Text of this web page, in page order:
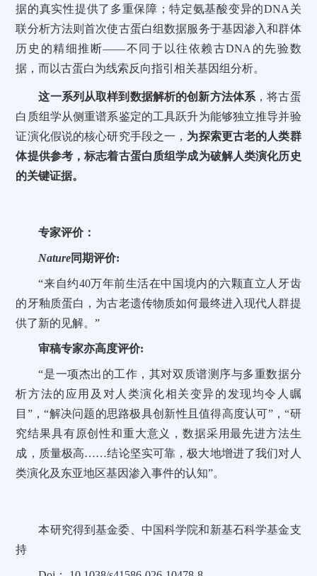
据的真实性提供了多重保障；特定氨基酸变异的DNA关
联分析方法则首次使古蛋白组数据服务于基因渗入和群体
历史的精细推断——不同于以往依赖古DNA的先验数
据，而以古蛋白为线索反向指引相关基因组分析。
这一系列从取样到数据解析的创新方法体系 ，将古蛋
白质组学从侧重谱系鉴定的工具跃升为能够独立推导并验
证演化假说的核心研究手段之一， 为探索更古老的人类群
体提供参考，标志着古蛋白质组学成为破解人类演化历史
的关键证据。
专家评价：
Nature同期评价:
“来自约40万年前生活在中国境内的六颗直立人牙齿
的牙釉质蛋白，为古老遗传物质如何最终进入现代人群提
供了新的见解。”
审稿专家亦高度评价:
“是一项杰出的工作，其对双质谱测序与多重数据分
析方法的应用及对人类演化相关变异的发现均令人瞩
目”，“解决问题的思路极具创新性且值得高度认可”，“研
究结果具有原创性和重大意义，数据采用最先进方法生
成，质量极高……结论坚实可靠，极大地增进了我们对人
类演化及东亚地区基因渗入事件的认知”。
本研究得到基金委、中国科学院和新基石科学基金支
持